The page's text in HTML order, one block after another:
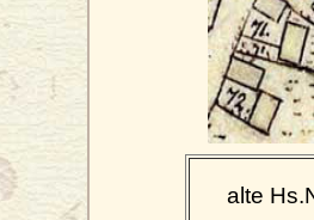
alte